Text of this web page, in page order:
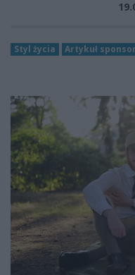
Styl życia Artykuł